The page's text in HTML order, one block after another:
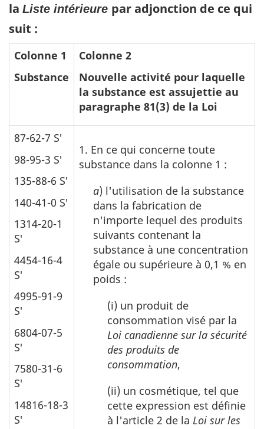
la Liste intérieure par adjonction de ce qui
suit :
Colonne 1
Substance
Colonne 2
Nouvelle activité pour laquelle
la substance est assujettie au
paragraphe 81(3) de la Loi
87-62-7 S′
98-95-3 S′
135-88-6 S′
140-41-0 S′
1314-20-1
S′
4454-16-4
S′
4995-91-9
S′
6804-07-5
S′
7580-31-6
S′
14816-18-3
S′
1. En ce qui concerne toute
substance dans la colonne 1 :
a) l'utilisation de la substance
dans la fabrication de
n'importe lequel des produits
suivants contenant la
substance à une concentration
égale ou supérieure à 0,1 % en
poids :
(i) un produit de
consommation visé par la
Loi canadienne sur la sécurité
des produits de
consommation,
(ii) un cosmétique, tel que
cette expression est définie
à l'article 2 de la Loi sur les